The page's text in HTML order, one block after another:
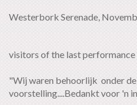
Westerbork Serenade,
visitors of the last
"Wij waren behoorlijk onder
voorstelling....Bedankt voor 'n